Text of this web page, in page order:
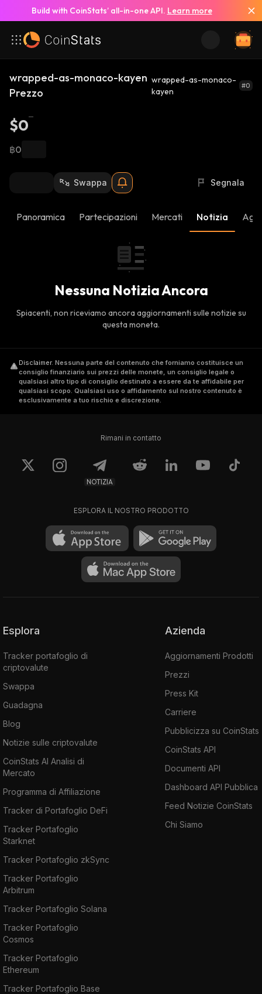
Build with CoinStats’ all-in-one API. Learn more
wrapped-as-monaco-kayen
Prezzo
wrapped-as-monaco-
kayen
#0
$0
฿0
Swappa Segnala
Panoramica Partecipazioni Mercati Notizia
Nessuna Notizia Ancora
Spiacenti, non riceviamo ancora aggiornamenti sulle notizie su
questa moneta.
Disclaimer. Nessuna parte del contenuto che forniamo costituisce un
consiglio finanziario sui prezzi delle monete, un consiglio legale o
qualsiasi altro tipo di consiglio destinato a essere da te affidabile per
qualsiasi scopo. Qualsiasi uso o affidamento sul nostro contenuto è
esclusivamente a tuo rischio e discrezione.
Rimani in contatto
NOTIZIA
ESPLORA IL NOSTRO PRODOTTO
Esplora
Tracker portafoglio di
criptovalute
Swappa
Guadagna
Blog
Notizie sulle criptovalute
CoinStats AI Analisi di
Mercato
Programma di Affiliazione
Tracker di Portafoglio DeFi
Tracker Portafoglio
Starknet
Tracker Portafoglio zkSync
Tracker Portafoglio
Arbitrum
Tracker Portafoglio Solana
Tracker Portafoglio
Cosmos
Tracker Portafoglio
Ethereum
Tracker Portafoglio Base
Azienda
Aggiornamenti Prodotti
Prezzi
Press Kit
Carriere
Pubblicizza su CoinStats
CoinStats API
Documenti API
Dashboard API Pubblica
Feed Notizie CoinStats
Chi Siamo